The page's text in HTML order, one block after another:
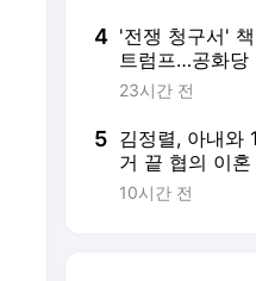
4 '전쟁 청구서'
트럼프…공화당
위' 흔들
23시간 전
5 김정렬, 아내와
거 끝 협의 이혼
게 헤어지기로
10시간 전